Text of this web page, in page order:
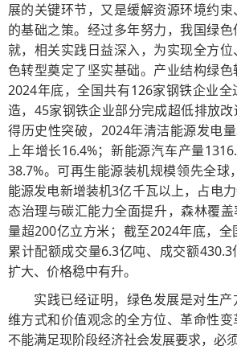
展的关键环节，又是缓解资源环境约
的基础之策。经过多年努力，我国绿
就，相关实践日益深入，为实现全方
色转型奠定了坚实基础。产业结构绿
2024年底，全国共有126家钢铁企业
造，45家钢铁企业部分完成超低排放
得历史性突破，2024年清洁能源发电
上年增长16.4%；新能源汽车产量
38.7%。可再生能源装机规模领先全球
能源发电新增装机3亿千瓦以上，占电
态治理与碳汇能力全面提升，森林覆
量超200亿立方米；截至2024年底，
累计配额成交量6.3亿吨、成交额
扩大、价格稳中有升。
实践已经证明，绿色发展是对生
维方式和价值观念的全方位、革命性
不能满足现阶段经济社会发展要求，必